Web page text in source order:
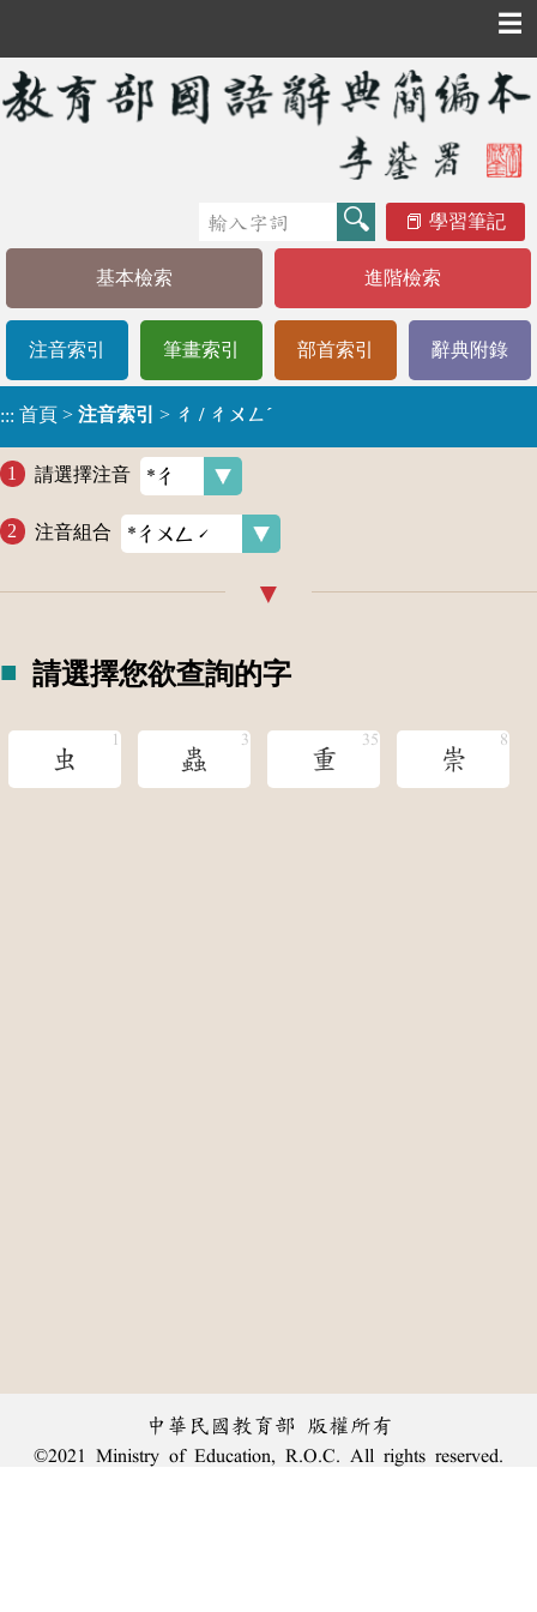
☰
學習筆記
基本檢索 進階檢索
注音索引 筆畫索引 部首索引 辭典附錄
::: 首頁 > 注音索引 > ㄔ / ㄔㄨㄥˊ
請選擇注音
注音組合
請選擇您欲查詢的字
虫 蟲 重 崇
中華民國教育部 版權所有
©2021 Ministry of Education, R.O.C. All rights reserved.